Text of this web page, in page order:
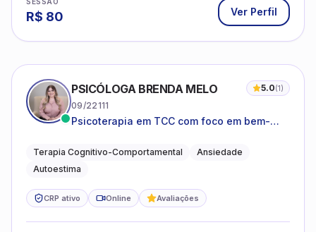
SESSÃO
R$ 80 Ver Perfil
PSICÓLOGA BRENDA MELO 5.0(1)
09/22111
Psicoterapia em TCC com foco em bem-
o cotidiano
Terapia Cognitivo-Comportamental
Ansiedade
Autoestima
CRP ativo Online Avaliações